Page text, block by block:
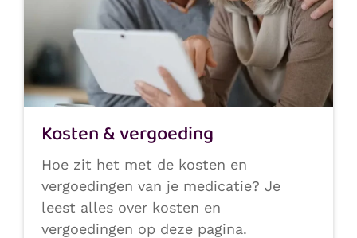
Kosten & vergoeding
Hoe zit het met de kosten en
vergoedingen van je medicatie? Je
leest alles over kosten en
vergoedingen op deze pagina.